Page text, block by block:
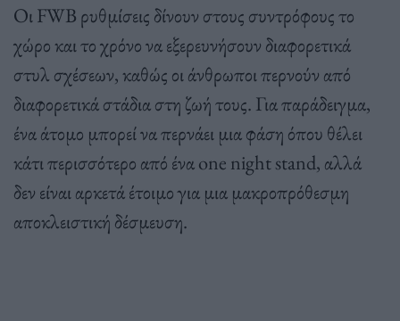
Οι FWB ρυθμίσεις δίνουν στους συντρόφους το
χώρο και το χρόνο να εξερευνήσουν διαφορετικά
στυλ σχέσεων, καθώς οι άνθρωποι περνούν από
διαφορετικά στάδια στη ζωή τους. Για παράδειγμα,
ένα άτομο μπορεί να περνάει μια φάση όπου θέλει
κάτι περισσότερο από ένα one night stand, αλλά
δεν είναι αρκετά έτοιμο για μια μακροπρόθεσμη
αποκλειστική δέσμευση.